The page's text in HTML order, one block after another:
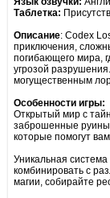
Таблетка:
Описание: Codex
приключения,
погибающего мира,
угрозой
могущественным
Особенности игры:
Открытый мир с
заброшенные
которые помогут
Уникальная
комбинировать с
магии, собирайте